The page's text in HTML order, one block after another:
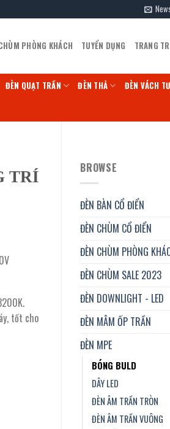
PHÒNG KHÁCH TUYỂN DỤNG TRANG
ĐÈN QUẠT TRẦN ĐÈN THẢ ĐÈN VÁCH
BROWSE
ĐÈN BÀN CỔ ĐIỂN
ĐÈN CHÙM CỔ ĐIỂN
ĐÈN CHÙM PHÒNG
ĐÈN CHÙM SALE 2023
ĐÈN DOWNLIGHT - LED
ĐÈN MÂM ỐP TRẦN
ĐÈN MPE
BÓNG BULD
DÂY LED
ĐÈN ÂM TRẦN TRÒN
ĐÈN ÂM TRẦN VUÔNG
TRÍ
tốt cho